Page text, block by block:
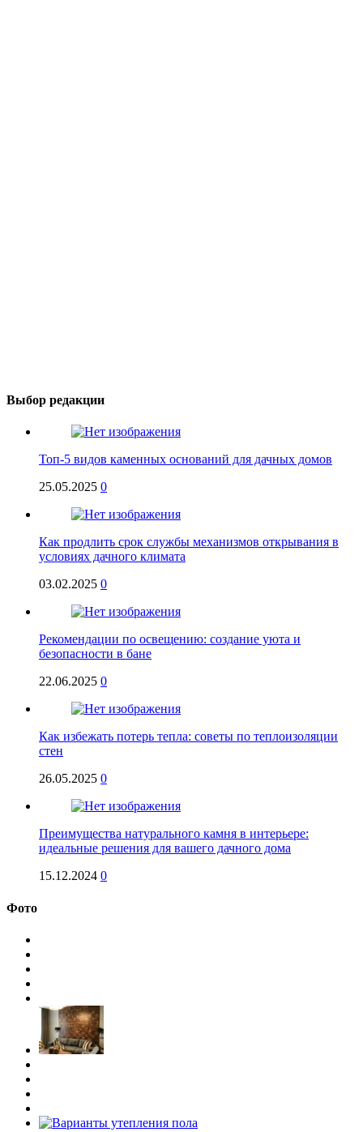
Выбор редакции
Топ-5 видов каменных оснований для дачных домов
25.05.2025 0
Как продлить срок службы механизмов открывания в
условиях дачного климата
03.02.2025 0
Рекомендации по освещению: создание уюта и
безопасности в бане
22.06.2025 0
Как избежать потерь тепла: советы по теплоизоляции
стен
26.05.2025 0
Преимущества натурального камня в интерьере:
идеальные решения для вашего дачного дома
15.12.2024 0
Фото